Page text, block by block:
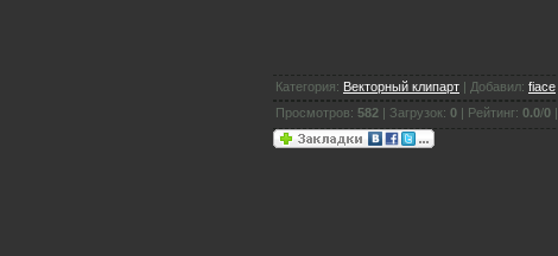
Категория: Векторный клипарт | Добавил: fiace
Просмотров: 582 | Загрузок: 0 | Рейтинг: 0.0/0 |